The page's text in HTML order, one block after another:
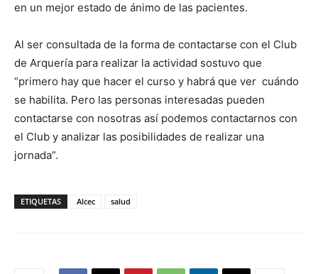
en un mejor estado de ánimo de las pacientes.
Al ser consultada de la forma de contactarse con el Club
de Arquería para realizar la actividad sostuvo que
“primero hay que hacer el curso y habrá que ver cuándo
se habilita. Pero las personas interesadas pueden
contactarse con nosotras así podemos contactarnos con
el Club y analizar las posibilidades de realizar una
jornada”.
ETIQUETAS Alcec salud